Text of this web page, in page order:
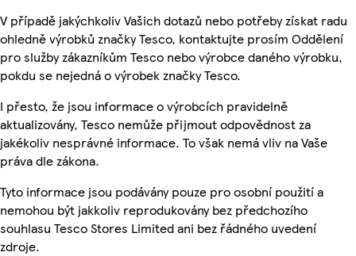
V případě jakýchkoliv Vašich dotazů nebo potřeby získat radu
ohledně výrobků značky Tesco, kontaktujte prosím Oddělení
pro služby zákazníkům Tesco nebo výrobce daného výrobku,
pokdu se nejedná o výrobek značky Tesco.
I přesto, že jsou informace o výrobcích pravidelně
aktualizovány, Tesco nemůže přijmout odpovědnost za
jakékoliv nesprávné informace. To však nemá vliv na Vaše
práva dle zákona.
Tyto informace jsou podávány pouze pro osobní použití a
nemohou být jakkoliv reprodukovány bez předchozího
souhlasu Tesco Stores Limited ani bez řádného uvedení
zdroje.